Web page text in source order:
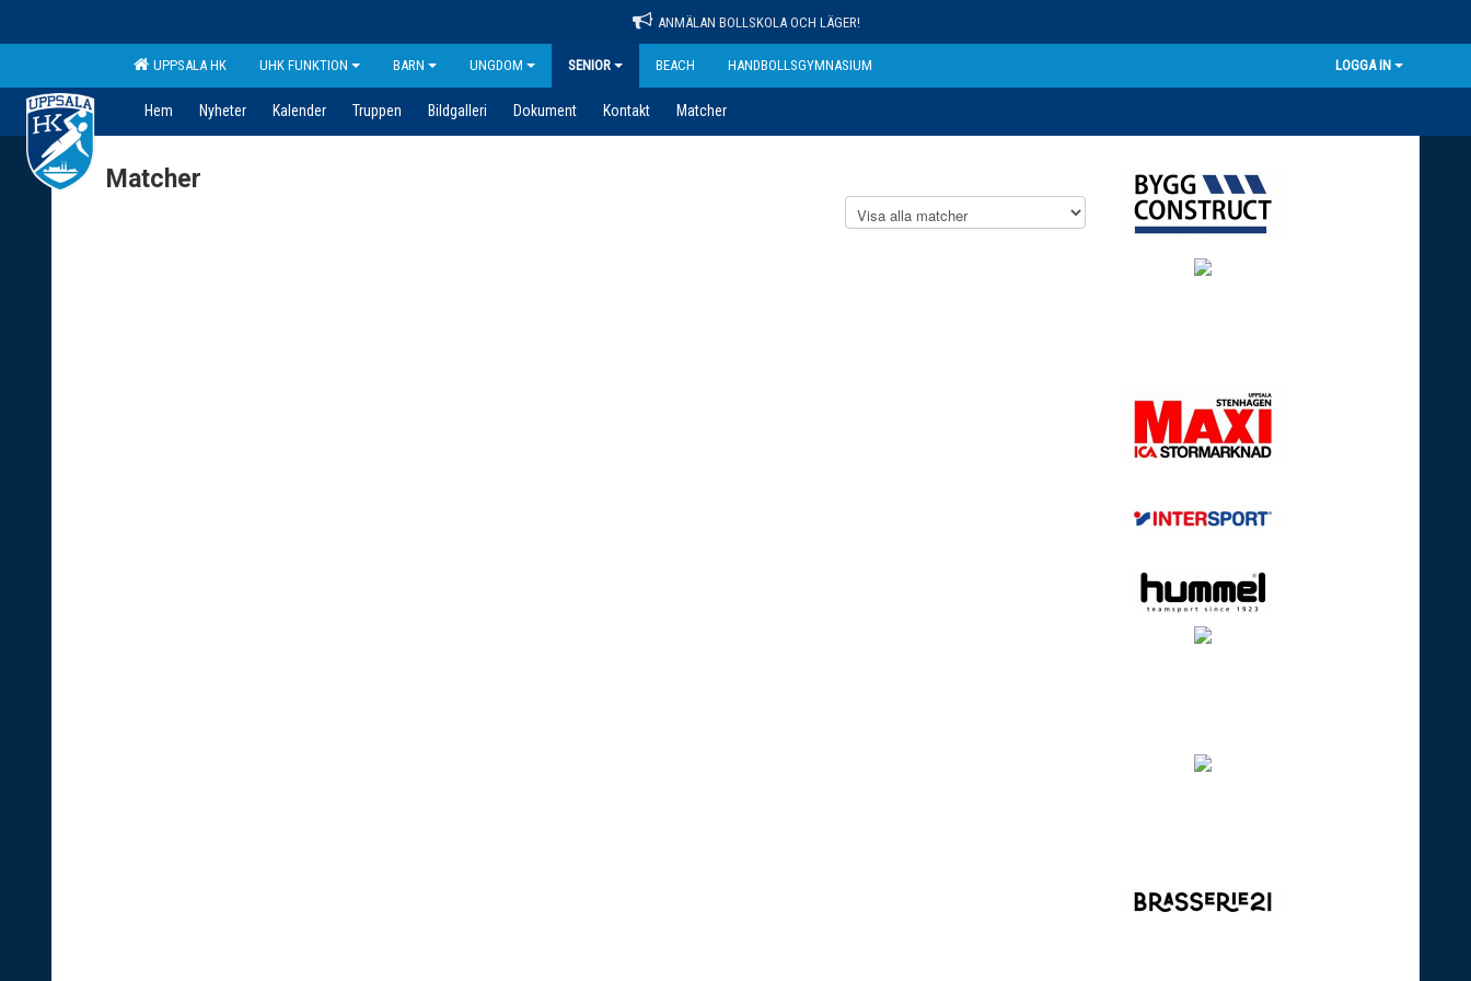
ANMÄLAN BOLLSKOLA OCH LÄGER!
UPPSALA HK UHK FUNKTION BARN UNGDOM SENIOR BEACH HANDBOLLSGYMNASIUM LOGGA IN
Hem Nyheter Kalender Truppen Bildgalleri Dokument Kontakt Matcher
Matcher